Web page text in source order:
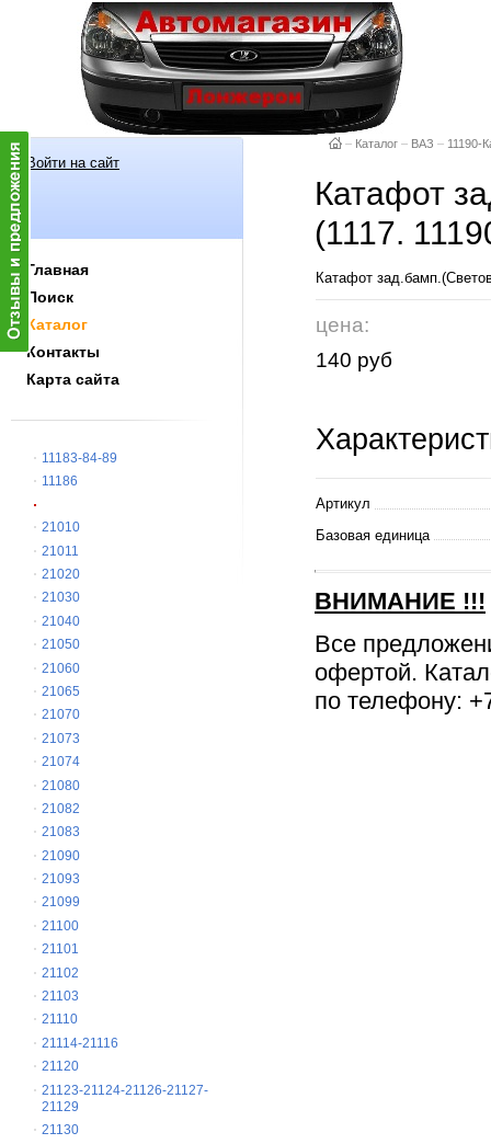
Войти на сайт
Главная
Поиск
Каталог
Контакты
Карта сайта
11183-84-89
11186
21010
21011
21020
21030
21040
21050
21060
21065
21070
21073
21074
21080
21082
21083
21090
21093
21099
21100
21101
21102
21103
21110
21114-21116
21120
21123-21124-21126-21127-
21129
21130
– Каталог – ВАЗ – 11190-
Катафот
(1117.
Катафот
цена:
140 руб
Артикул
Базовая единица
ВНИМАНИЕ !!!
Все
офертой.
по телефону: